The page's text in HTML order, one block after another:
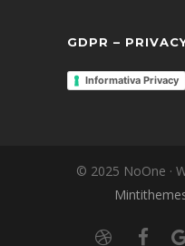
GDPR –
Informativa Privacy
© 2025 NoOne ·